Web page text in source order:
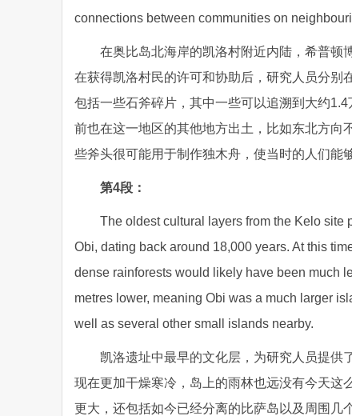
connections between communities on
在奥比岛北海岸的凯洛村附近内陆，希普顿
在获得凯洛村民的许可和协助后，研究人员分别
包括一些石斧碎片，其中一些可以追溯到大约
前也在这一地区的其他地方出土，比如东北方向
些斧头很可能用于制作独木舟，使当时的人们能
第4段：
The oldest cultural layers from the Kelo site
Obi, dating back around 18,000 years. At this
dense rainforests would likely have been much
metres lower, meaning Obi was a much larger
well as several other small islands nearby.
凯洛遗址中最早的文化层，为研究人员提供
现在更加干燥寒冷，岛上的雨林也远没有今天这
更大，还包括如今已经分离的比萨岛以及周围几